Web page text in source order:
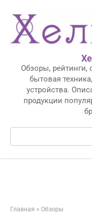
контенту
Обзоры, рейтинги,
бытовая
устройства.
продукции
Поиск:
Главная » Обзоры